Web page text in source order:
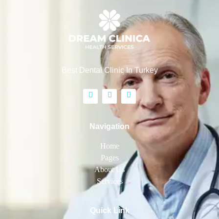
Best Dental Clinic In Turkey
Navigation
Home
Pages
About Us
Services
Quick Link